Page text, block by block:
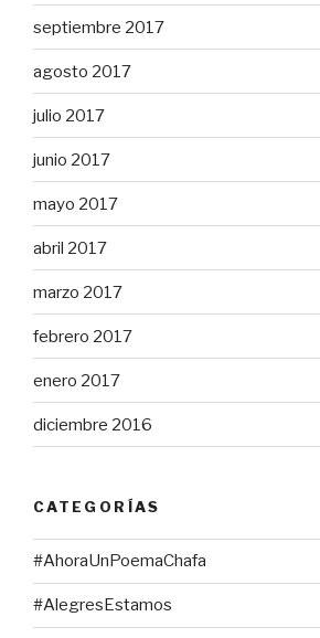
septiembre 2017
agosto 2017
julio 2017
junio 2017
mayo 2017
abril 2017
marzo 2017
febrero 2017
enero 2017
diciembre 2016
CATEGORÍAS
#AhoraUnPoemaChafa
#AlegresEstamos